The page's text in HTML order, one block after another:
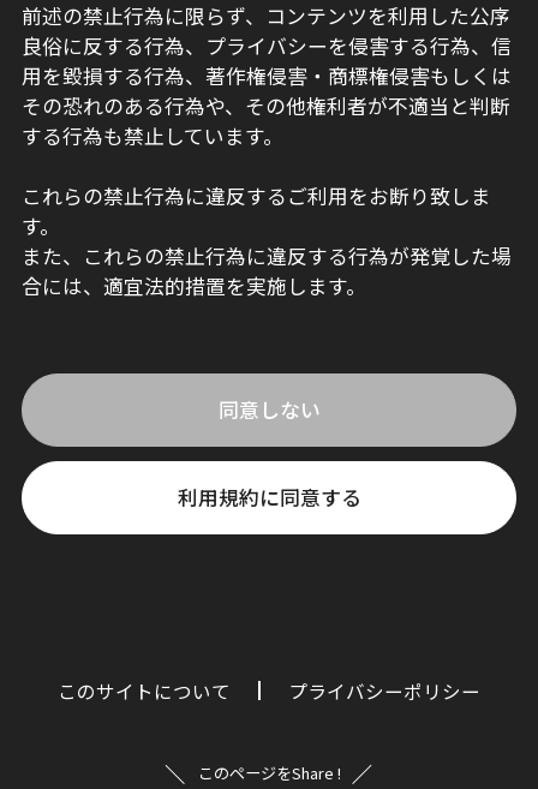
前述の禁止行為に限らず、コンテンツを利用した公序
良俗に反する行為、プライバシーを侵害する行為、信
用を毀損する行為、著作権侵害・商標権侵害もしくは
その恐れのある行為や、その他権利者が不適当と判断
する行為も禁止しています。
これらの禁止行為に違反するご利用をお断り致しま
す。
また、これらの禁止行為に違反する行為が発覚した場
合には、適宜法的措置を実施します。
同意しない
利用規約に同意する
このサイトについて プライバシーポリシー
このページをShare !